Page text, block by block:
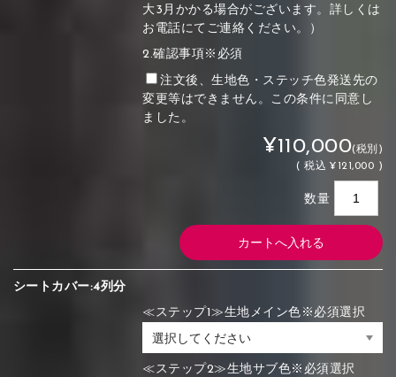
大3月かかる場合がございます。詳しくは
お電話にてご連絡ください。）
2.確認事項※必須
注文後、生地色・ステッチ色発送先の
変更等はできません。この条件に同意し
ました。
¥110,000(税別)
(税込 ¥121,000 )
数量
シートカバー:4列分
≪ステップ1≫生地メイン色※必須選択
≪ステップ2≫生地サブ色※必須選択